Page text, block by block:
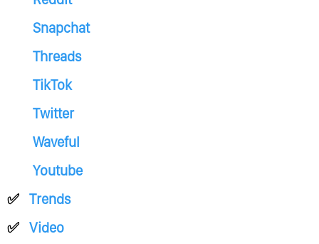
Snapchat
Threads
TikTok
Twitter
Waveful
Youtube
Trends
Video